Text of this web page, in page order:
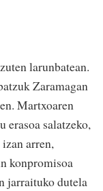
larunbatean.
Zaramagan
Martxoaren
salatzeko,
arren,
konpromisoa
jarraituko dutela